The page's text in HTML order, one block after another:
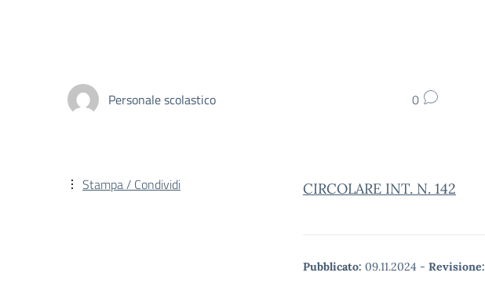
Personale scolastico 0
CIRCOLARE INT. N. 142
Pubblicato: 09.11.2024 - Revisione:
Stampa / Condividi